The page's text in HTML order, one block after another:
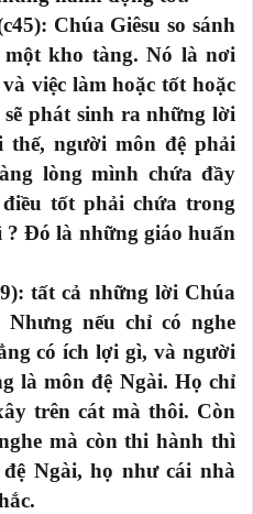
Chúa Giêsu so sánh
kho tàng. Nó là nơi
việc làm hoặc tốt hoặc
phát sinh ra những lời
người môn đệ phải
lòng mình chứa đầy
tốt phải chứa trong
Đó là những giáo huấn
tất cả những lời Chúa
nếu chỉ có nghe
có ích lợi gì, và người
là môn đệ Ngài. Họ chỉ
trên cát mà thôi. Còn
mà còn thi hành thì
Ngài, họ như cái nhà